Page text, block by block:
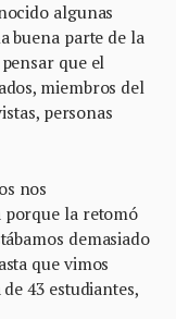
algunas
buena parte de la
que el
miembros del
personas
nos
porque la retomó
demasiado
que vimos
43 estudiantes,